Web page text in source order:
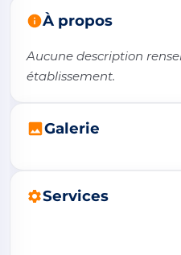
À propos
Aucune description
établissement.
Galerie
Services